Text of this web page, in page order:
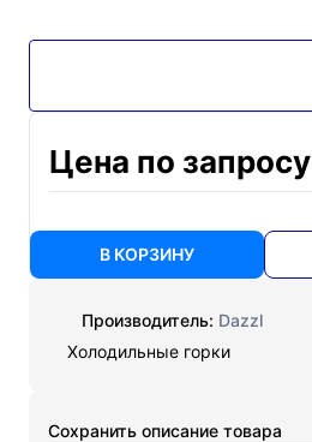
Цена по запросу
В КОРЗИНУ
Производитель: Dazzl
Холодильные горки
Cохранить описание товара